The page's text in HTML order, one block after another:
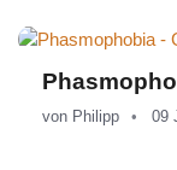
von Philipp 09